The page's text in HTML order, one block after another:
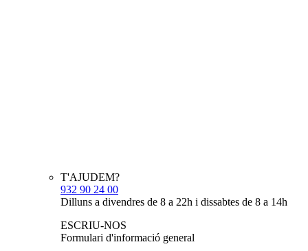
T'AJUDEM?
932 90 24 00
Dilluns a divendres de 8 a 22h i dissabtes de 8 a 14h
ESCRIU-NOS
Formulari d'informació general